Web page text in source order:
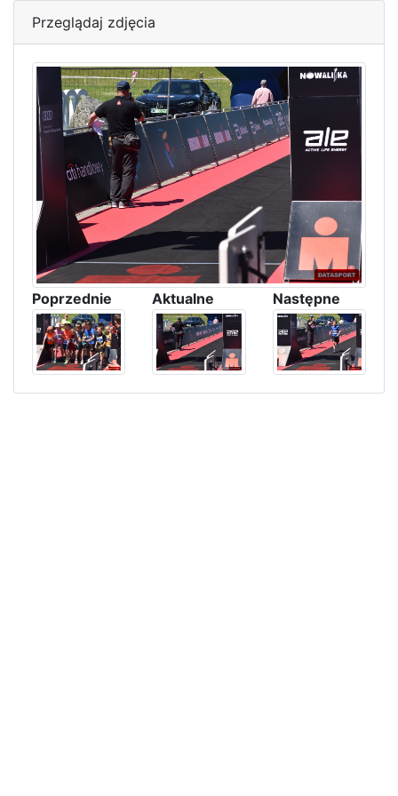
Przeglądaj zdjęcia
Poprzednie Aktualne Następne